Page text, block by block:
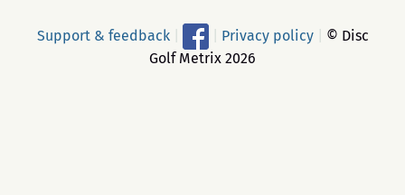
Support & feedback Privacy policy
© Disc
Golf Metrix 2026